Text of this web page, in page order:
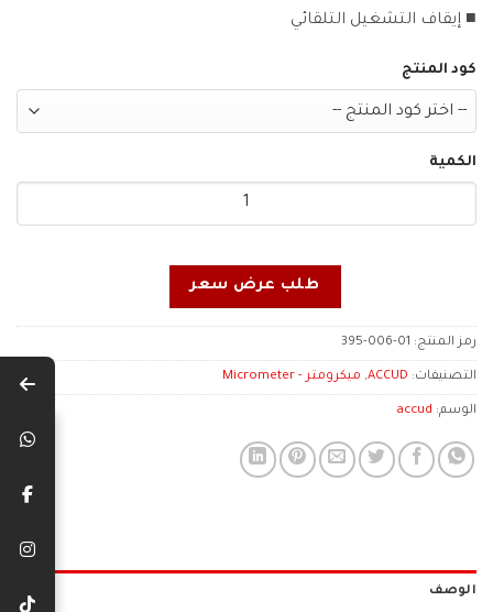
■ إيقاف التشغيل التلقائي
كود المنتج
الكمية
طلب عرض سعر
رمز المنتج: 395-006-01
التصنيفات: ACCUD
, ميكرومتر - Micrometer
الوسم: accud
الوصف